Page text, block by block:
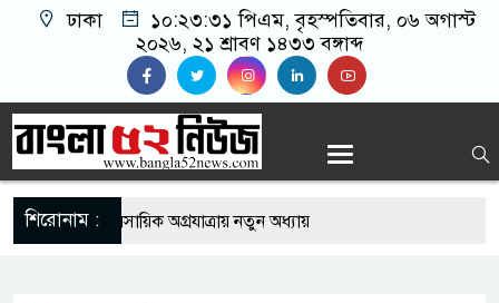
ঢাকা ১০:২৩:৩২ পিএম, বৃহস্পতিবার, ০৬ অগাস্ট
২০২৬, ২১ শ্রাবণ ১৪৩৩ বঙ্গাব্দ
শিরোনাম :ব্যবসায়িক অগ্রযাত্রায় নতুন অধ্যায়